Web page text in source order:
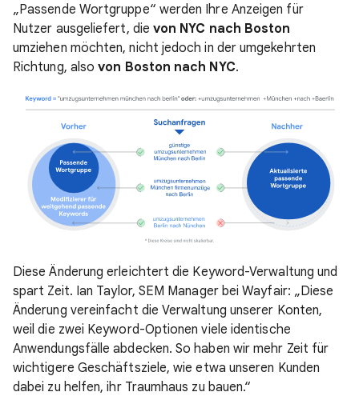
„Passende Wortgruppe“ werden Ihre Anzeigen für
Nutzer ausgeliefert, dievon NYC nach Boston
umziehen möchten, nicht jedoch in der umgekehrten
Richtung, alsovon Boston nach NYC.
Diese Änderung erleichtert die Keyword-Verwaltung und
spart Zeit. Ian Taylor, SEM Manager bei Wayfair: „Diese
Änderung vereinfacht die Verwaltung unserer Konten,
weil die zwei Keyword-Optionen viele identische
Anwendungsfälle abdecken. So haben wir mehr Zeit für
wichtigere Geschäftsziele, wie etwa unseren Kunden
dabei zu helfen, ihr Traumhaus zu bauen.“